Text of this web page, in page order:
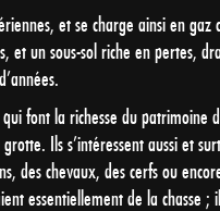
et se charge ainsi en
et un sous-sol riche en pertes,
font la richesse du patrimoine
Ils s’intéressent aussi et
des chevaux, des cerfs ou
essentiellement de la chasse ;